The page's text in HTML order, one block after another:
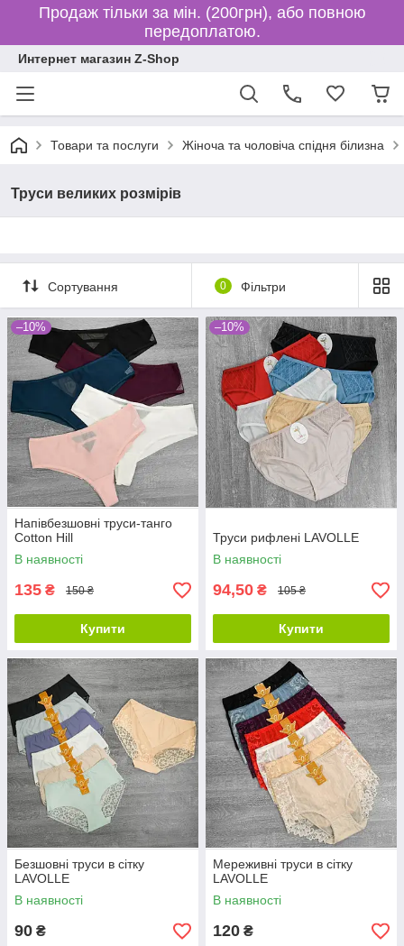
Продаж тільки за мін. (200грн), або повною
передоплатою.
Интернет магазин Z-Shop
Товари та послуги Жіноча та чоловіча спідня білизна
Труси великих розмірів
Сортування 0 Фільтри
–10%
Напівбезшовні труси-танго
Cotton Hill
В наявності
135 ₴ 150 ₴
Купити
–10%
Труси рифлені LAVOLLE
В наявності
94,50 ₴ 105 ₴
Купити
Безшовні труси в сітку
LAVOLLE
В наявності
90 ₴
Мереживні труси в сітку
LAVOLLE
В наявності
120 ₴